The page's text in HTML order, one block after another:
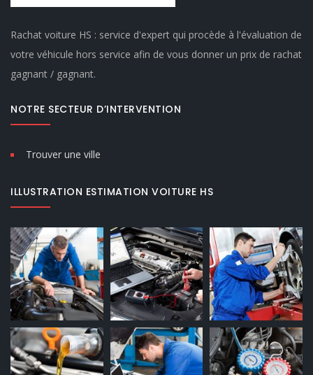
Rachat voiture HS : service d'expert qui procède à l'évaluation de
votre véhicule hors service afin de vous donner un prix de rachat
gagnant / gagnant.
NOTRE SECTEUR D’INTERVENTION
Trouver une ville
ILLUSTRATION ESTIMATION VOITURE HS